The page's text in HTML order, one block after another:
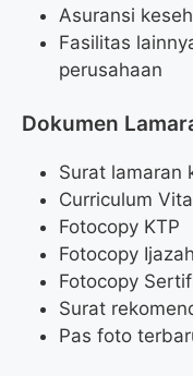
Asuransi
Fasilitas
perusahaan
Dokumen
Surat lamaran
Curriculum
Fotocopy KTP
Fotocopy
Fotocopy
Surat
Pas foto